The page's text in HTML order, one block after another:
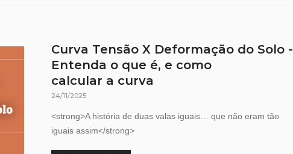
Curva Tensão X Deformação do Solo -
Entenda o que é, e como
calcular a curva
24/11/2025
<strong>A história de duas valas iguais… que não eram tão
iguais assim</strong>